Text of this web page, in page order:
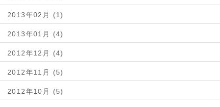
2013年02月 (1)
2013年01月 (4)
2012年12月 (4)
2012年11月 (5)
2012年10月 (5)